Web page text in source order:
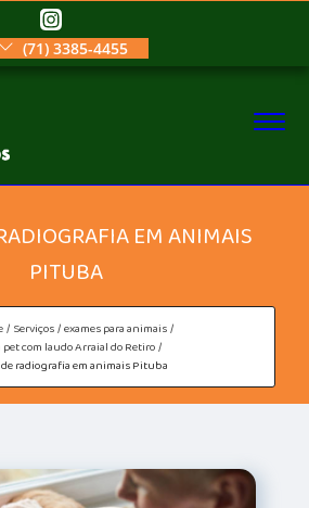
(71) 3385-4455
EM ANIMAIS
PITUBA
Serviços exames para animais
pet com laudo Arraial do Retiro
radiografia em animais Pituba